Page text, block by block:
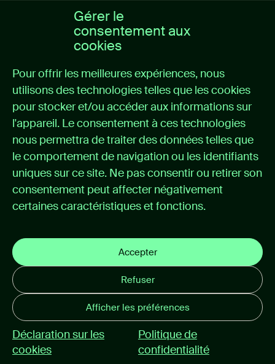
Gérer le
consentement aux
cookies
Pour offrir les meilleures expériences, nous
utilisons des technologies telles que les cookies
pour stocker et/ou accéder aux informations sur
l'appareil. Le consentement à ces technologies
nous permettra de traiter des données telles que
le comportement de navigation ou les identifiants
uniques sur ce site. Ne pas consentir ou retirer son
consentement peut affecter négativement
certaines caractéristiques et fonctions.
Accepter
Refuser
Afficher les préférences
Déclaration sur les
cookies
Politique de
confidentialité
Home
Cas
Actualités
A propos d’Itémedical
Contact
Support
Instructions d’utilisation
Politique de confidentialité
Déclaration sur les cookies
Mail disclaimer
Conditions générales
© 2026 itemedical